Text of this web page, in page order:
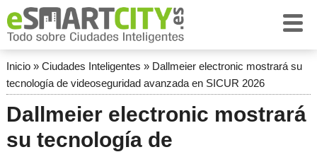
Inicio» Ciudades Inteligentes » Dallmeier electronic mostrará su
tecnología de videoseguridad avanzada en SICUR 2026
Dallmeier electronic mostrará
su tecnología de